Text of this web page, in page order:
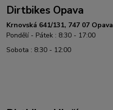
Dirtbikes Opava
Krnovská 641/131, 747 07 Opava
Pondělí - Pátek : 8:30 - 17:00
Sobota : 8:30 - 12:00